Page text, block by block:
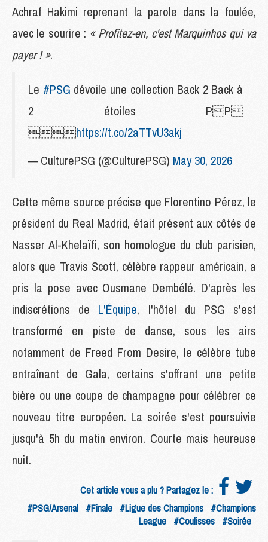
Achraf Hakimi reprenant la parole dans la foulée,
avec le sourire : « Profitez-en, c'est Marquinhos qui va
payer ! ».
Le #PSG dévoile une collection Back 2 Back à
2 étoiles PP
https://t.co/2aTTvU3akj
— CulturePSG (@CulturePSG) May 30, 2026
Cette même source précise que Florentino Pérez, le
président du Real Madrid, était présent aux côtés de
Nasser Al-Khelaïfi, son homologue du club parisien,
alors que Travis Scott, célèbre rappeur américain, a
pris la pose avec Ousmane Dembélé. D'après les
indiscrétions de L'Équipe, l'hôtel du PSG s'est
transformé en piste de danse, sous les airs
notamment de Freed From Desire, le célèbre tube
entraînant de Gala, certains s'offrant une petite
bière ou une coupe de champagne pour célébrer ce
nouveau titre européen. La soirée s'est poursuivie
jusqu'à 5h du matin environ. Courte mais heureuse
nuit.
Cet article vous a plu ? Partagez le :
#PSG/Arsenal #Finale #Ligue des Champions #Champions
League #Coulisses #Soirée